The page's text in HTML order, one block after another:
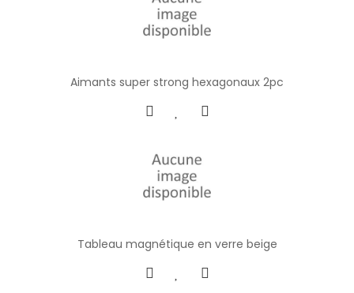
Aimants super strong hexagonaux 2pc
Tableau magnétique en verre beige